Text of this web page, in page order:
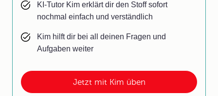
Jetzt mit Kim üben
KI-Tutor Kim erklärt dir den Stoff sofort
nochmal einfach und verständlich
Kim hilft dir bei all deinen Fragen und
Aufgaben weiter